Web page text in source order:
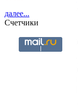
далее...
Счетчики